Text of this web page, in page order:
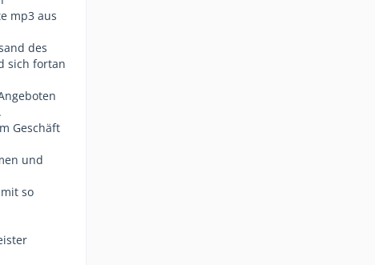
mp3 aus
des
sich fortan
Geschäft
und
so